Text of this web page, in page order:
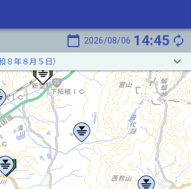
calendar_today 2026/08/06 14:45 autorenew
年８月５日） keyboard_arrow_down